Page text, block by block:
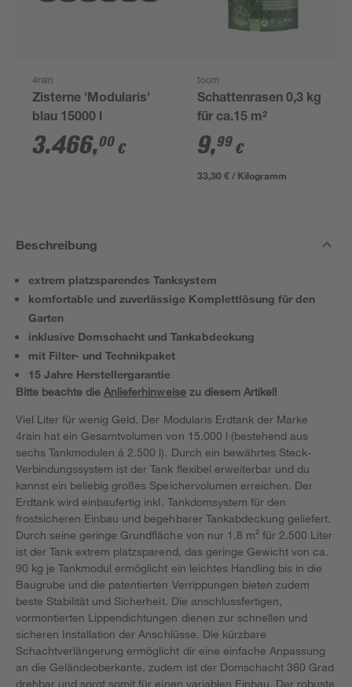
4rain
Zisterne 'Modularis'
blau 15000 l
3.466,00 €
toom
Schattenrasen 0,3 kg
für ca.15 m²
9,99 €
33,30 € / Kilogramm
Beschreibung
extrem platzsparendes Tanksystem
komfortable und zuverlässige Komplettlösung für den
Garten
inklusive Domschacht und Tankabdeckung
mit Filter- und Technikpaket
15 Jahre Herstellergarantie
Bitte beachte dieAnlieferhinweisezu diesem Artikel!
Viel Liter für wenig Geld. Der Modularis Erdtank der Marke
4rain hat ein Gesamtvolumen von 15.000 l (bestehend aus
sechs Tankmodulen á 2.500 l). Durch ein bewährtes Steck-
Verbindungssystem ist der Tank flexibel erweiterbar und du
kannst ein beliebig großes Speichervolumen erreichen. Der
Erdtank wird einbaufertig inkl. Tankdomsystem für den
frostsicheren Einbau und begehbarer Tankabdeckung geliefert.
Durch seine geringe Grundfläche von nur 1,8 m² für 2.500 Liter
ist der Tank extrem platzsparend, das geringe Gewicht von ca.
90 kg je Tankmodul ermöglicht ein leichtes Handling bis in die
Baugrube und die patentierten Verrippungen bieten zudem
beste Stabilität und Sicherheit. Die anschlussfertigen,
vormontierten Lippendichtungen dienen zur schnellen und
sicheren Installation der Anschlüsse. Die kürzbare
Schachtverlängerung ermöglicht dir eine einfache Anpassung
an die Geländeoberkante, zudem ist der Domschacht 360 Grad
drehbar und sorgt somit für einen variablen Einbau. Der robuste